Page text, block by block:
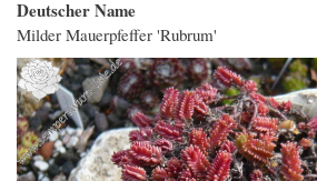
Deutscher Name
Milder Mauerpfeffer 'Rubrum'